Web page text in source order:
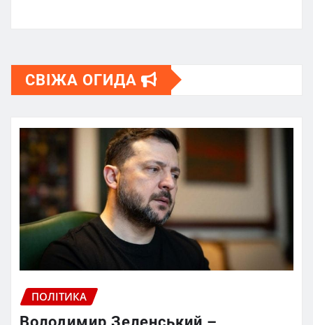
СВІЖА ОГИДА
ПОЛІТИКА